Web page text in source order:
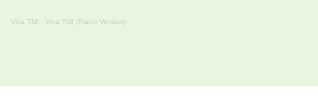
Viva TMI · Viva TMI (Piano Version)